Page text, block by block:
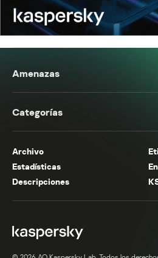
Amenazas
Categorías
Archivo
Estadísticas
Descripciones